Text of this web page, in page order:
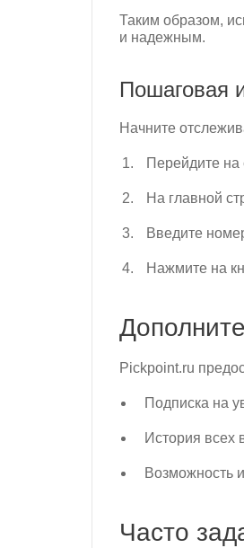
Таким образом,
и надежным.
Пошаговая
Начните
Перейдите на
На главной
Введите
Нажмите на
Pickpoint.ru
Подписка на
История всех
Возможность
Часто